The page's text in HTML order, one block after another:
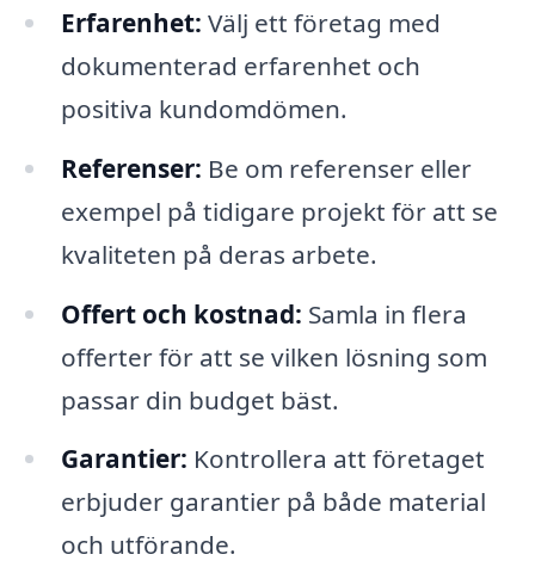
Erfarenhet: Välj ett företag med
dokumenterad erfarenhet och
positiva kundomdömen.
Referenser: Be om referenser eller
exempel på tidigare projekt för att se
kvaliteten på deras arbete.
Offert och kostnad: Samla in flera
offerter för att se vilken lösning som
passar din budget bäst.
Garantier: Kontrollera att företaget
erbjuder garantier på både material
och utförande.